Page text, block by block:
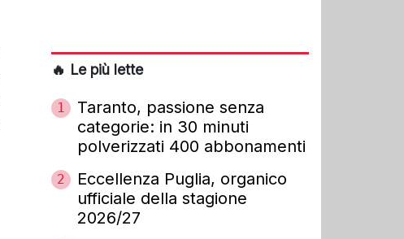
🔥 Le più lette
1
Taranto, passione senza
categorie: in 30 minuti
polverizzati 400 abbonamenti
2
Eccellenza Puglia, organico
ufficiale della stagione
2026/27